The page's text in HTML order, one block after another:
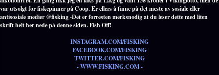
var utsolgt for fiskepinner på Coop. Er ellers å finne på det meste av sosiale eller
antisosiale medier @fisking -Det er forresten merksnodig at du leser dette med liten
skrift helt her nede på denne siden. Fish Off!
INSTAGRAM.COM/FISKING
FACEBOOK.COM/FISKING
TWITTER.COM/FISKING
- WWW.FISKING.COM -